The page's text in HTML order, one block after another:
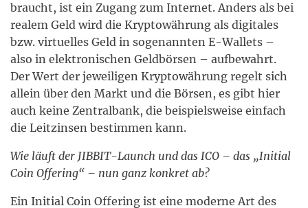
braucht, ist ein Zugang zum Internet. Anders als bei
realem Geld wird die Kryptowährung als digitales
bzw. virtuelles Geld in sogenannten E-Wallets –
also in elektronischen Geldbörsen – aufbewahrt.
Der Wert der jeweiligen Kryptowährung regelt sich
allein über den Markt und die Börsen, es gibt hier
auch keine Zentralbank, die beispielsweise einfach
die Leitzinsen bestimmen kann.
Wie läuft der JIBBIT-Launch und das ICO – das „Initial
Coin Offering“ – nun ganz konkret ab?
Ein Initial Coin Offering ist eine moderne Art des